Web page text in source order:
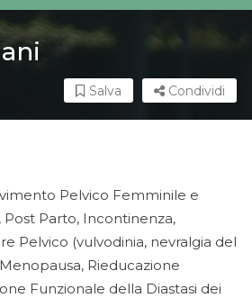
Condividi
Salva
Pelvico Femminile e
Post Parto, Incontinenza,
Pelvico (vulvodinia, nevralgia del
Rieducazione
Funzionale della Diastasi dei